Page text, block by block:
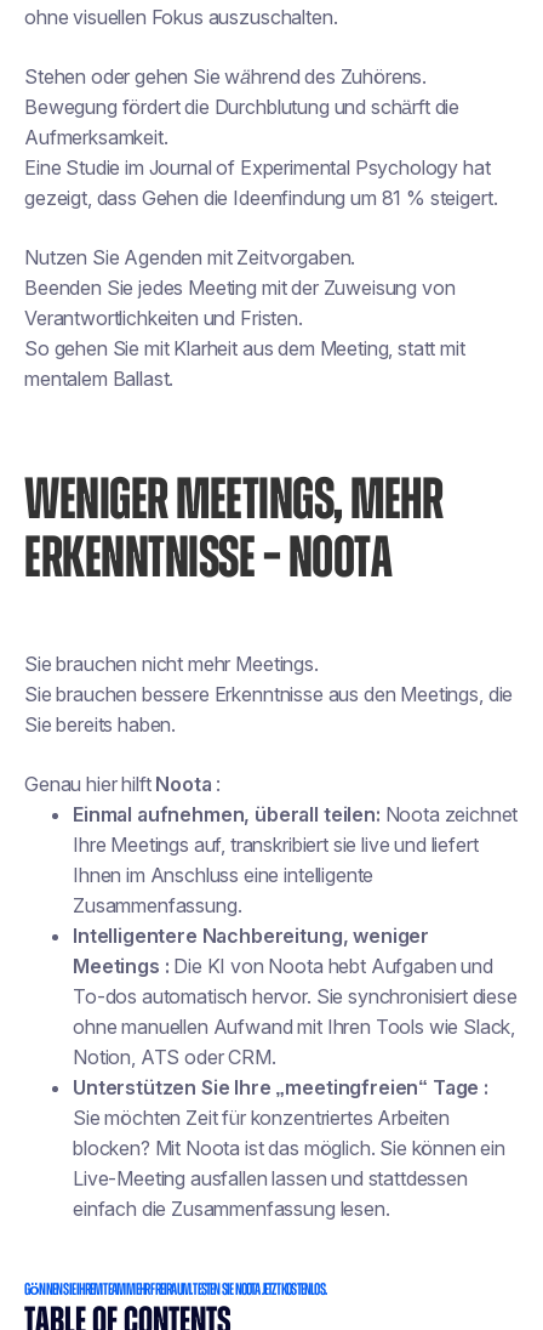
TABLE OF CONTENTS
ohne visuellen Fokus auszuschalten.
Stehen oder gehen Sie während des Zuhörens.
Bewegung fördert die Durchblutung und schärft die
Aufmerksamkeit.
Eine Studie im Journal of Experimental Psychology hat
gezeigt, dass Gehen die Ideenfindung um 81 % steigert.
Nutzen Sie Agenden mit Zeitvorgaben.
Beenden Sie jedes Meeting mit der Zuweisung von
Verantwortlichkeiten und Fristen.
So gehen Sie mit Klarheit aus dem Meeting, statt mit
mentalem Ballast.
WENIGER MEETINGS, MEHR
ERKENNTNISSE – NOOTA
Sie brauchen nicht mehr Meetings.
Sie brauchen bessere Erkenntnisse aus den Meetings, die
Sie bereits haben.
Genau hier hilft Noota :
Einmal aufnehmen, überall teilen: Noota zeichnet
Ihre Meetings auf, transkribiert sie live und liefert
Ihnen im Anschluss eine intelligente
Zusammenfassung.
Intelligentere Nachbereitung, weniger
Meetings : Die KI von Noota hebt Aufgaben und
To-dos automatisch hervor. Sie synchronisiert diese
ohne manuellen Aufwand mit Ihren Tools wie Slack,
Notion, ATS oder CRM.
Unterstützen Sie Ihre „meetingfreien“ Tage :
Sie möchten Zeit für konzentriertes Arbeiten
blocken? Mit Noota ist das möglich. Sie können ein
Live-Meeting ausfallen lassen und stattdessen
einfach die Zusammenfassung lesen.
Gönnen Sie Ihrem Team mehr Freiraum. Testen Sie Noota jetzt kostenlos.